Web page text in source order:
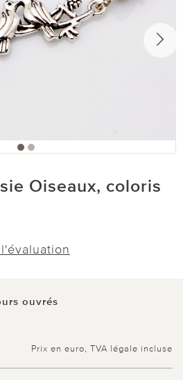
Oiseaux, coloris
ouvrés
Prix en euro, TVA légale incluse